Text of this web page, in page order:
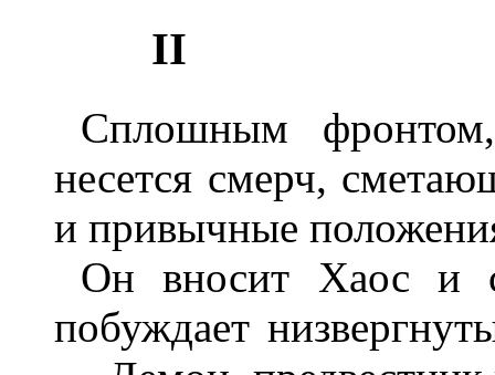
II
Сплошным
несется смерч,
и привычные
Он вносит Хаос и
побуждает